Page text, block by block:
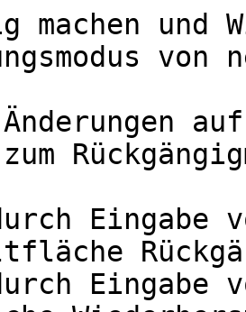
machen
von
Eingabe
Eingabe